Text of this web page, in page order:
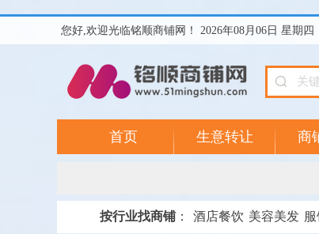
您好,欢迎光临铭顺商铺网！ 2026年08月06日 星期四
首页 生意转让 商
按行业找商铺： 酒店餐饮 美容美发